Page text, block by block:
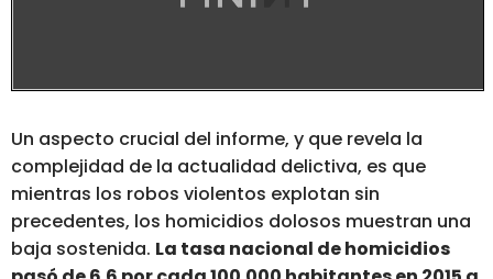
Un aspecto crucial del informe, y que revela la
complejidad de la actualidad delictiva, es que
mientras los robos violentos explotan sin
precedentes, los homicidios dolosos muestran una
baja sostenida. La tasa nacional de homicidios